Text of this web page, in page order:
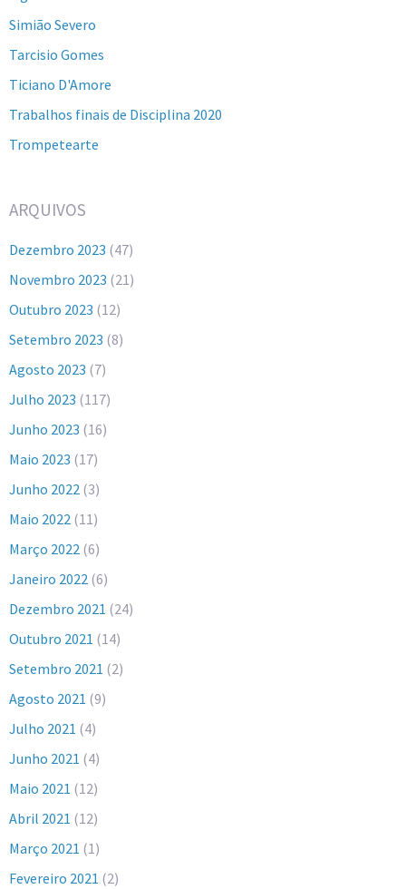
Simião Severo
Tarcisio Gomes
Ticiano D'Amore
Trabalhos finais de Disciplina 2020
Trompetearte
ARQUIVOS
Dezembro 2023 (47)
Novembro 2023 (21)
Outubro 2023 (12)
Setembro 2023 (8)
Agosto 2023 (7)
Julho 2023 (117)
Junho 2023 (16)
Maio 2023 (17)
Junho 2022 (3)
Maio 2022 (11)
Março 2022 (6)
Janeiro 2022 (6)
Dezembro 2021 (24)
Outubro 2021 (14)
Setembro 2021 (2)
Agosto 2021 (9)
Julho 2021 (4)
Junho 2021 (4)
Maio 2021 (12)
Abril 2021 (12)
Março 2021 (1)
Fevereiro 2021 (2)